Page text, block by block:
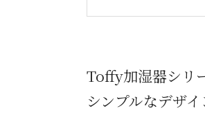
Toffy加湿器シリ
シンプルなデザ